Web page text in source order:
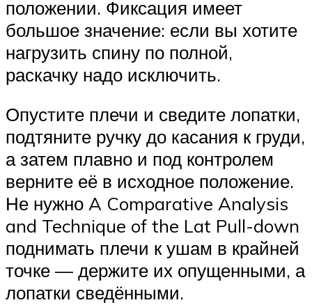
положении. Фиксация имеет
большое значение: если вы хотите
нагрузить спину по полной,
раскачку надо исключить.
Опустите плечи и сведите лопатки,
подтяните ручку до касания к груди,
а затем плавно и под контролем
верните её в исходное положение.
Не нужно A Comparative Analysis
and Technique of the Lat Pull-down
поднимать плечи к ушам в крайней
точке — держите их опущенными, а
лопатки сведёнными.